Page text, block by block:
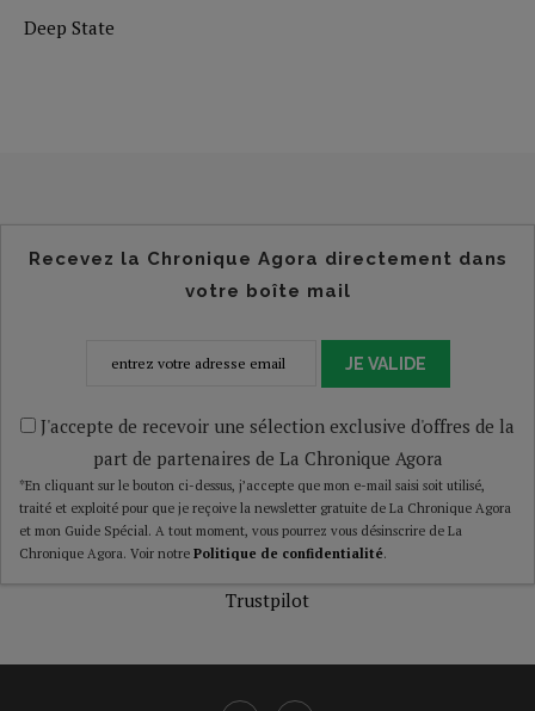
Deep State
Recevez la Chronique Agora directement dans
votre boîte mail
JE VALIDE
J'accepte de recevoir une sélection exclusive d'offres de la
part de partenaires de La Chronique Agora
*En cliquant sur le bouton ci-dessus, j’accepte que mon e-mail saisi soit utilisé,
traité et exploité pour que je reçoive la newsletter gratuite de La Chronique Agora
et mon Guide Spécial. A tout moment, vous pourrez vous désinscrire de La
Chronique Agora. Voir notre Politique de confidentialité.
Trustpilot